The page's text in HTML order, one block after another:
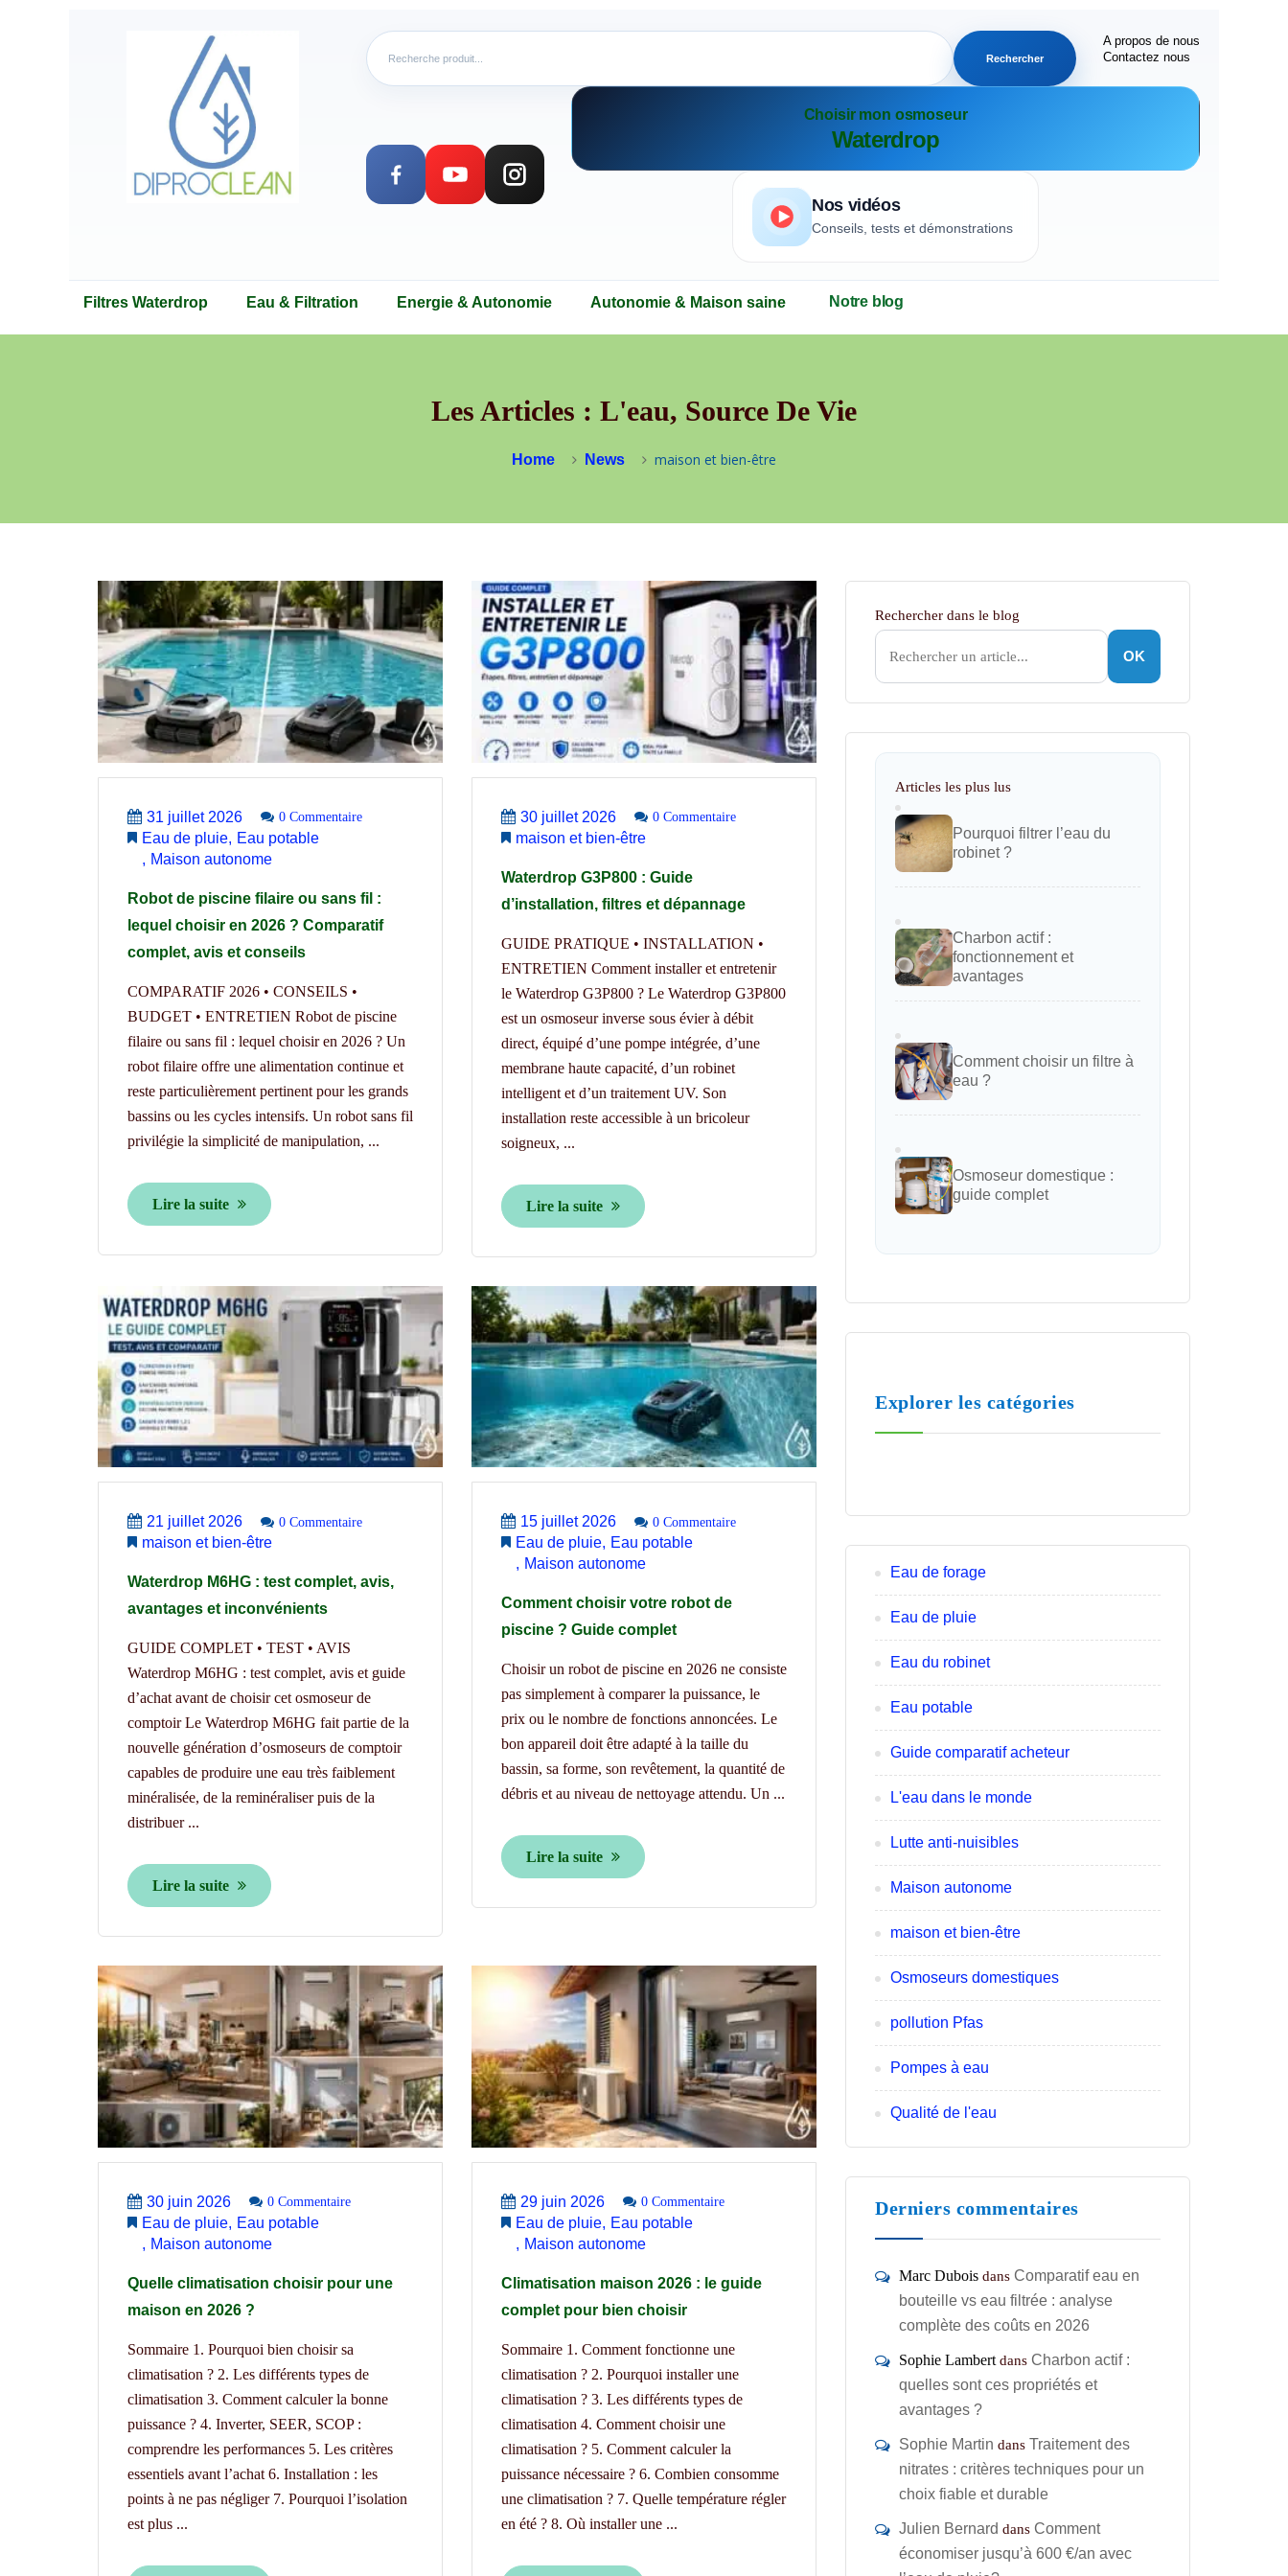
Rechercher
A propos de nous
Contactez nous
Choisir mon osmoseur
Waterdrop
Nos vidéos
Conseils, tests et démonstrations
Filtres Waterdrop Eau & Filtration Energie & Autonomie Autonomie & Maison saine Notre blog
Les Articles : L'eau, Source De Vie
Home News maison et bien-être
31 juillet 2026 0 Commentaire
Eau de pluie
Eau potable
Maison autonome
Robot de piscine filaire ou sans fil :
lequel choisir en 2026 ? Comparatif
complet, avis et conseils
COMPARATIF 2026 • CONSEILS •
BUDGET • ENTRETIEN Robot de piscine
filaire ou sans fil : lequel choisir en 2026 ? Un
robot filaire offre une alimentation continue et
reste particulièrement pertinent pour les grands
bassins ou les cycles intensifs. Un robot sans fil
privilégie la simplicité de manipulation, ...
Lire la suite
30 juillet 2026 0 Commentaire
maison et bien-être
Waterdrop G3P800 : Guide
d’installation, filtres et dépannage
GUIDE PRATIQUE • INSTALLATION •
ENTRETIEN Comment installer et entretenir
le Waterdrop G3P800 ? Le Waterdrop G3P800
est un osmoseur inverse sous évier à débit
direct, équipé d’une pompe intégrée, d’une
membrane haute capacité, d’un robinet
intelligent et d’un traitement UV. Son
installation reste accessible à un bricoleur
soigneux, ...
Lire la suite
21 juillet 2026 0 Commentaire
maison et bien-être
Waterdrop M6HG : test complet, avis,
avantages et inconvénients
GUIDE COMPLET • TEST • AVIS
Waterdrop M6HG : test complet, avis et guide
d’achat avant de choisir cet osmoseur de
comptoir Le Waterdrop M6HG fait partie de la
nouvelle génération d’osmoseurs de comptoir
capables de produire une eau très faiblement
minéralisée, de la reminéraliser puis de la
distribuer ...
Lire la suite
15 juillet 2026 0 Commentaire
Eau de pluie
Eau potable
Maison autonome
Comment choisir votre robot de
piscine ? Guide complet
Choisir un robot de piscine en 2026 ne consiste
pas simplement à comparer la puissance, le
prix ou le nombre de fonctions annoncées. Le
bon appareil doit être adapté à la taille du
bassin, sa forme, son revêtement, la quantité de
débris et au niveau de nettoyage attendu. Un ...
Lire la suite
30 juin 2026 0 Commentaire
Eau de pluie
Eau potable
Maison autonome
Quelle climatisation choisir pour une
maison en 2026 ?
Sommaire 1. Pourquoi bien choisir sa
climatisation ? 2. Les différents types de
climatisation 3. Comment calculer la bonne
puissance ? 4. Inverter, SEER, SCOP :
comprendre les performances 5. Les critères
essentiels avant l’achat 6. Installation : les
points à ne pas négliger 7. Pourquoi l’isolation
est plus ...
29 juin 2026 0 Commentaire
Eau de pluie
Eau potable
Maison autonome
Climatisation maison 2026 : le guide
complet pour bien choisir
Sommaire 1. Comment fonctionne une
climatisation ? 2. Pourquoi installer une
climatisation ? 3. Les différents types de
climatisation 4. Comment choisir une
climatisation ? 5. Comment calculer la
puissance nécessaire ? 6. Combien consomme
une climatisation ? 7. Quelle température régler
en été ? 8. Où installer une ...
Rechercher dans le blog
OK
Articles les plus lus
Pourquoi filtrer l’eau du
robinet ?
Charbon actif :
fonctionnement et
avantages
Comment choisir un filtre à
eau ?
Osmoseur domestique :
guide complet
Explorer les catégories
Eau de forage
Eau de pluie
Eau du robinet
Eau potable
Guide comparatif acheteur
L'eau dans le monde
Lutte anti-nuisibles
Maison autonome
maison et bien-être
Osmoseurs domestiques
pollution Pfas
Pompes à eau
Qualité de l'eau
Derniers commentaires
Marc Dubois dans Comparatif eau en
bouteille vs eau filtrée : analyse
complète des coûts en 2026
Sophie Lambert dans Charbon actif :
quelles sont ces propriétés et
avantages ?
Sophie Martin dans Traitement des
nitrates : critères techniques pour un
choix fiable et durable
Julien Bernard dans Comment
économiser jusqu’à 600 €/an avec